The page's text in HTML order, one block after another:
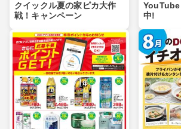
クイックル夏の家ピカ大作
戦！キャンペーン
YouTube
中!